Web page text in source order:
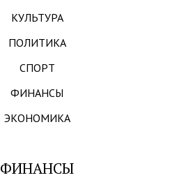
КУЛЬТУРА
ПОЛИТИКА
СПОРТ
ФИНАНСЫ
ЭКОНОМИКА
ФИНАНСЫ